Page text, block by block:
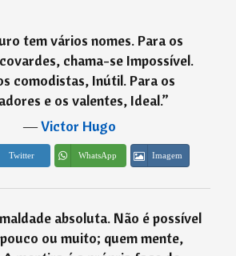
tem vários nomes. Para os
chama-se Impossível.
comodistas, Inútil. Para os
e os valentes, Ideal.”
―Victor Hugo
Twitter WhatsApp Imagem
absoluta. Não é possível
ou muito; quem mente,